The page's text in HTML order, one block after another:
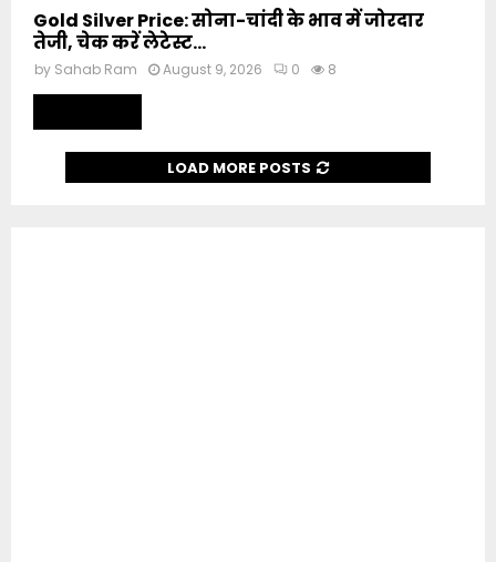
Gold Silver Price: सोना-चांदी के भाव में जोरदार
तेजी, चेक करें लेटेस्ट...
by Sahab Ram August 9, 2026 0 8
LOAD MORE POSTS